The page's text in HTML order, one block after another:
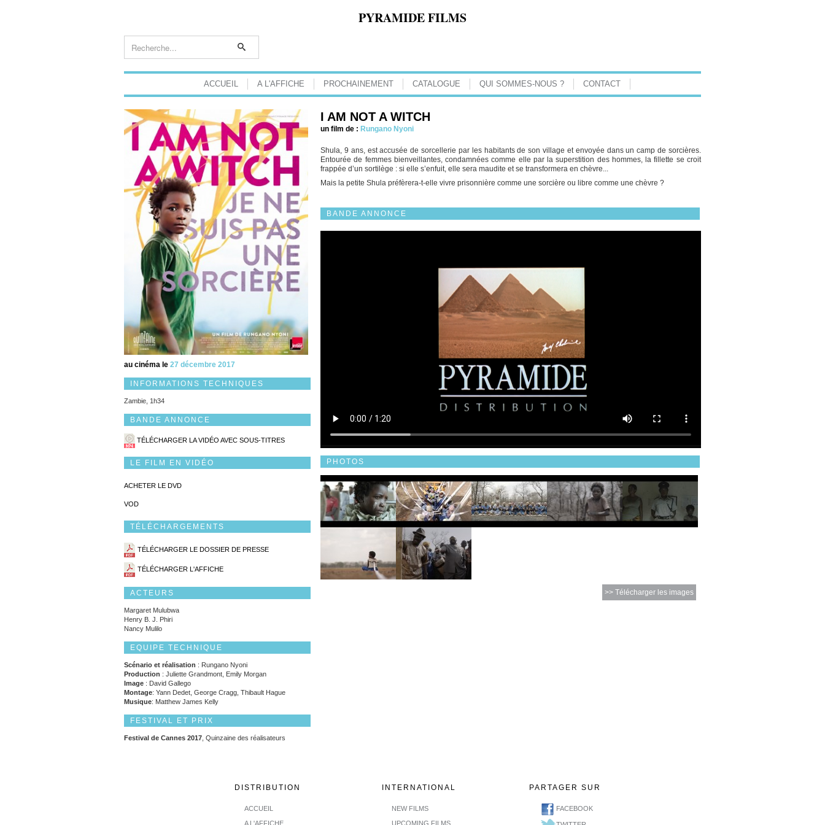
PYRAMIDE FILMS
ACCUEIL A L'AFFICHE PROCHAINEMENT CATALOGUE QUI SOMMES-NOUS ? CONTACT
au cinéma le 27 décembre 2017
INFORMATIONS TECHNIQUES
Zambie, 1h34
BANDE ANNONCE
TÉLÉCHARGER LA VIDÉO AVEC SOUS-TITRES
LE FILM EN VIDÉO
ACHETER LE DVD
VOD
TÉLÉCHARGEMENTS
TÉLÉCHARGER LE DOSSIER DE PRESSE
TÉLÉCHARGER L'AFFICHE
ACTEURS
Margaret Mulubwa
Henry B. J. Phiri
Nancy Mulilo
EQUIPE TECHNIQUE
Scénario et réalisation : Rungano Nyoni
Production : Juliette Grandmont, Emily Morgan
Image : David Gallego
Montage: Yann Dedet, George Cragg, Thibault Hague
Musique: Matthew James Kelly
FESTIVAL ET PRIX
Festival de Cannes 2017 , Quinzaine des réalisateurs
I AM NOT A WITCH
un film de : Rungano Nyoni
Shula, 9 ans, est accusée de sorcellerie par les habitants de son village et envoyée dans un camp de sorcières.
Entourée de femmes bienveillantes, condamnées comme elle par la superstition des hommes, la fillette se croit
frappée d’un sortilège : si elle s’enfuit, elle sera maudite et se transformera en chèvre...
Mais la petite Shula préfèrera-t-elle vivre prisonnière comme une sorcière ou libre comme une chèvre ?
BANDE ANNONCE
PHOTOS
>> Télécharger les images
DISTRIBUTION
ACCUEIL
A L'AFFICHE
INTERNATIONAL
NEW FILMS
UPCOMING FILMS
PARTAGER SUR
FACEBOOK